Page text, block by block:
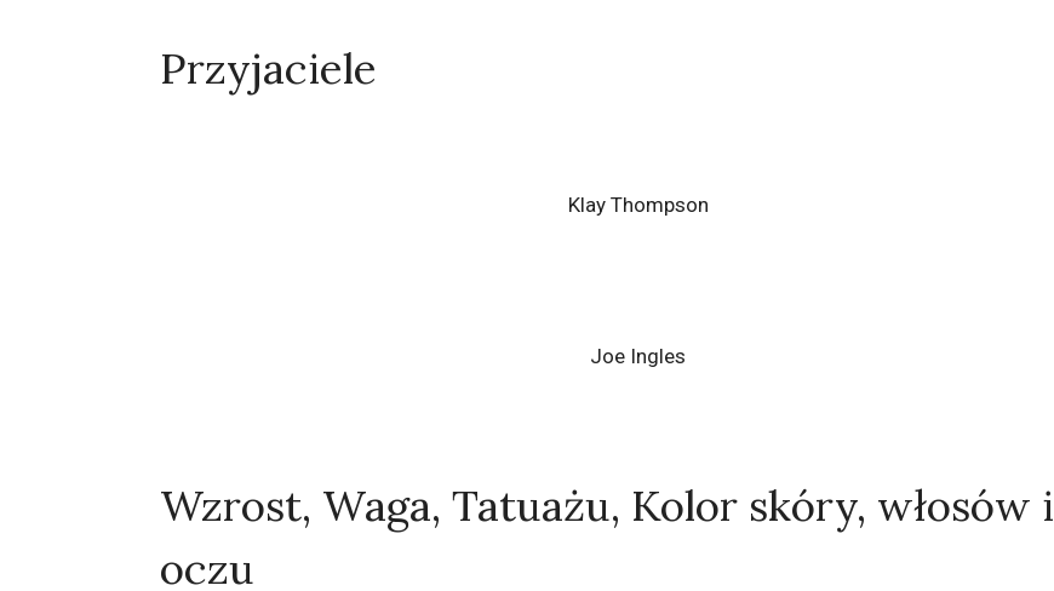
Przyjaciele
Klay Thompson
Joe Ingles
Wzrost, Waga, Tatuażu, Kolor skóry, włosów i
oczu